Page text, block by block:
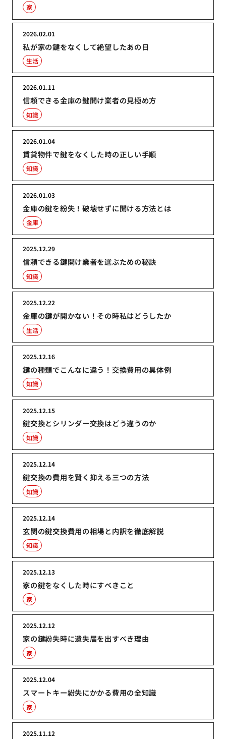
家
私が家の鍵をなくして絶望したあの日
2026.02.01
生活
信頼できる金庫の鍵開け業者の見極め方
2026.01.11
知識
賃貸物件で鍵をなくした時の正しい手順
2026.01.04
知識
金庫の鍵を紛失！破壊せずに開ける方法とは
2026.01.03
金庫
信頼できる鍵開け業者を選ぶための秘訣
2025.12.29
知識
金庫の鍵が開かない！その時私はどうしたか
2025.12.22
生活
鍵の種類でこんなに違う！交換費用の具体例
2025.12.16
知識
鍵交換とシリンダー交換はどう違うのか
2025.12.15
知識
鍵交換の費用を賢く抑える三つの方法
2025.12.14
知識
玄関の鍵交換費用の相場と内訳を徹底解説
2025.12.14
知識
家の鍵をなくした時にすべきこと
2025.12.13
家
家の鍵紛失時に遺失届を出すべき理由
2025.12.12
家
スマートキー紛失にかかる費用の全知識
2025.12.04
家
2025.11.12